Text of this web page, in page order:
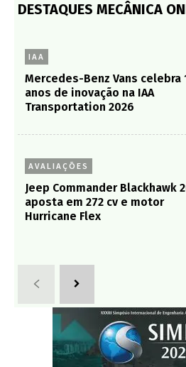
DESTAQUES MECÂNICA
IAA
Mercedes-Benz Vans celebra
anos de inovação na IAA
Transportation 2026
AVALIAÇÕES
Jeep Commander Blackhawk
aposta em 272 cv e motor
Hurricane Flex